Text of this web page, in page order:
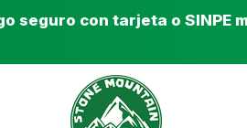
seguro con tarjeta o SINPE